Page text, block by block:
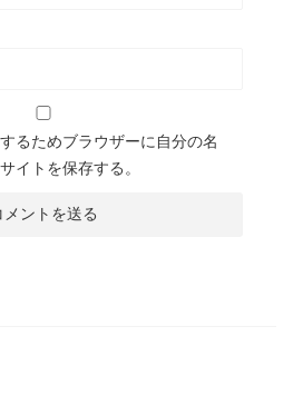
るためブラウザーに自分の名
イトを保存する。